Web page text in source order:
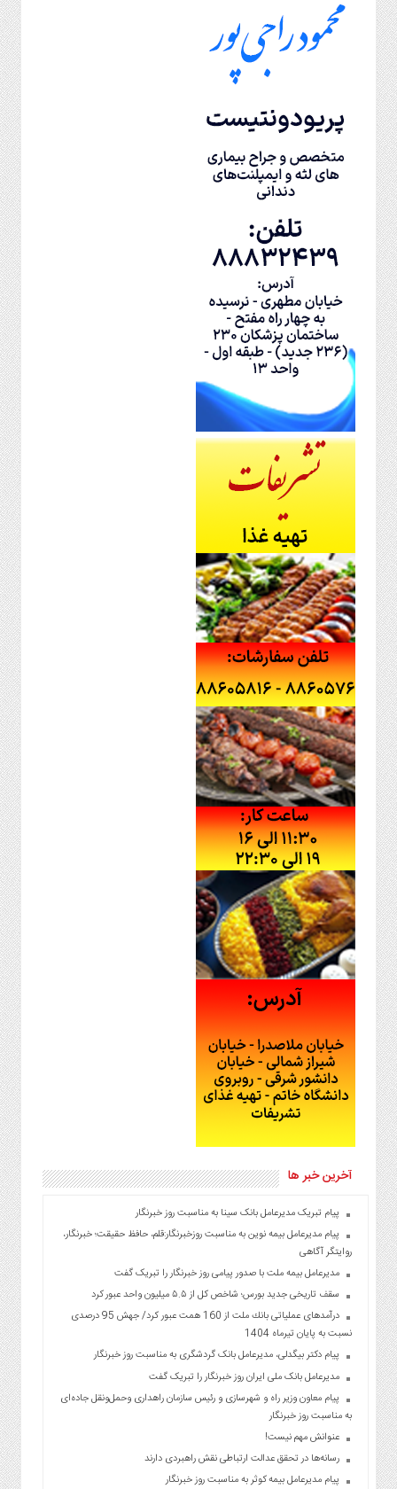
آخرین خبر ها
پیام تبریک مدیرعامل بانک سینا به مناسبت روز خبرنگار
پیام مدیرعامل بیمه نوین به مناسبت روزخبرنگار:قلم، حافظ حقیقت؛ خبرنگار،
روایتگر آگاهی
مدیرعامل بیمه ملت با صدور پیامی روز خبرنگار را تبریک گفت
سقف تاریخی جدید بورس؛ شاخص کل از ۵.۵ میلیون واحد عبور کرد
درآمدهای عملیاتی بانك ملت از 160 همت عبور كرد/ جهش 95 درصدی
نسبت به پایان تیرماه 1404
پیام دکتر بیگدلی، مدیرعامل بانک گردشگری به مناسبت روز خبرنگار
مدیرعامل بانک ملی ایران روز خبرنگار را تبریک گفت
پیام معاون وزیر راه و شهرسازی و رئیس سازمان راهداری وحمل‌ونقل جاده‌ای
به مناسبت روز خبرنگار
عنوانش مهم نیست!
رسانه‌ها در تحقق عدالت ارتباطی نقش راهبردی دارند
پیام مدیرعامل بیمه کوثر به مناسبت روز خبرنگار